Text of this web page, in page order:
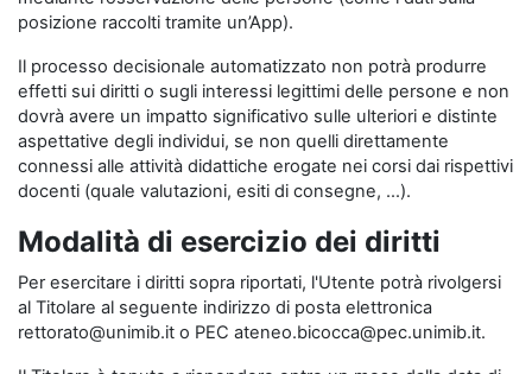
posizione raccolti tramite un’App).
Il processo decisionale automatizzato non potrà produrre
effetti sui diritti o sugli interessi legittimi delle persone e non
dovrà avere un impatto significativo sulle ulteriori e distinte
aspettative degli individui, se non quelli direttamente
connessi alle attività didattiche erogate nei corsi dai rispettivi
docenti (quale valutazioni, esiti di consegne, …).
Modalità di esercizio dei diritti
Per esercitare i diritti sopra riportati, l'Utente potrà rivolgersi
al Titolare al seguente indirizzo di posta elettronica
rettorato@unimib.it o PEC ateneo.bicocca@pec.unimib.it.